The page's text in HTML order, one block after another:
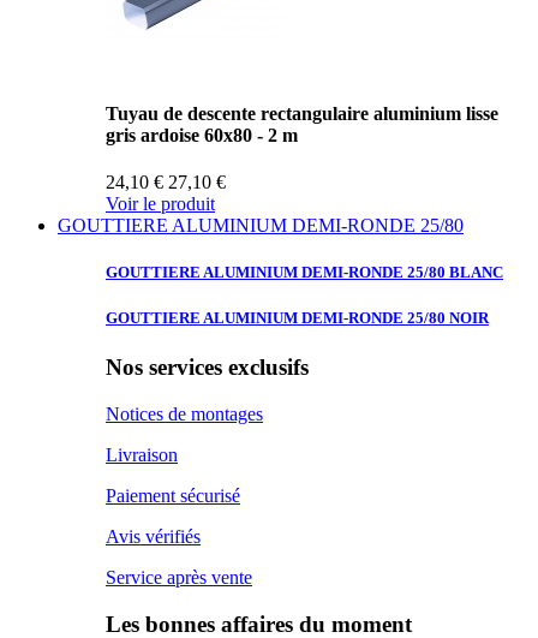
Tuyau de descente rectangulaire aluminium lisse
gris ardoise 60x80 - 2 m
24,10 € 27,10 €
Voir le produit
GOUTTIERE ALUMINIUM DEMI-RONDE 25/80
GOUTTIERE ALUMINIUM DEMI-RONDE 25/80 BLANC
GOUTTIERE ALUMINIUM DEMI-RONDE 25/80 NOIR
Nos services exclusifs
Notices de montages
Livraison
Paiement sécurisé
Avis vérifiés
Service après vente
Les bonnes affaires du moment